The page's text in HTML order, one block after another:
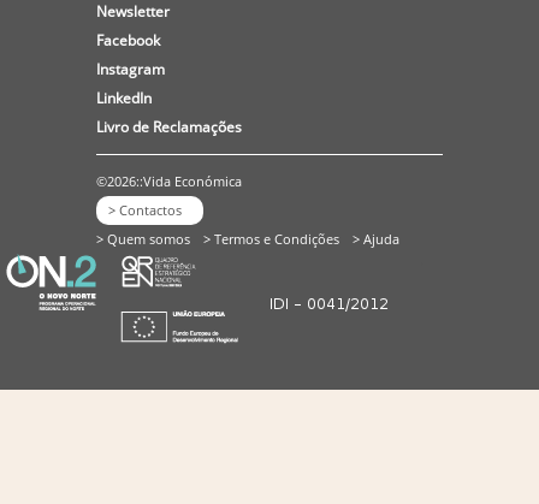
Newsletter
Facebook
Instagram
LinkedIn
Livro de Reclamações
©2026::Vida Económica
> Contactos
> Quem somos
> Termos e Condições > Ajuda